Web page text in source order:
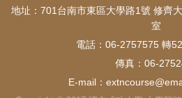
地址：701台南市東區大學路1號 修齊
室
電話：06-2757575 轉
傳真：06-
E-mail：